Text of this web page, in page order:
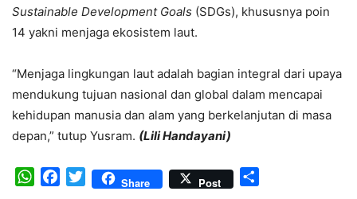
Sustainable Development Goals (SDGs), khususnya poin
14 yakni menjaga ekosistem laut.
“Menjaga lingkungan laut adalah bagian integral dari upaya
mendukung tujuan nasional dan global dalam mencapai
kehidupan manusia dan alam yang berkelanjutan di masa
depan,” tutup Yusram. (Lili Handayani)
WhatsAppFacebook
TwitterShare Post